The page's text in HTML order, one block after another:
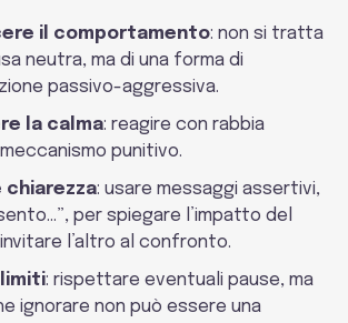
il comportamento: non si tratta
neutra, ma di una forma di
passivo-aggressiva.
la calma: reagire con rabbia
punitivo.
chiarezza: usare messaggi assertivi,
per spiegare l’impatto del
l’altro al confronto.
: rispettare eventuali pause, ma
ignorare non può essere una